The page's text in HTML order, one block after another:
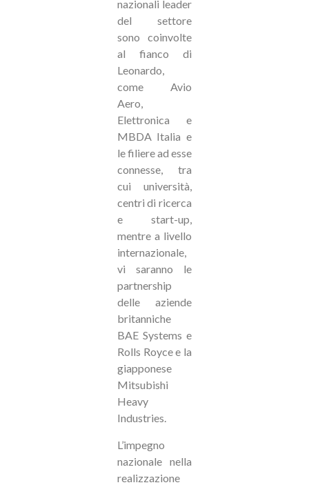
nazionali leader
del settore
sono coinvolte
al fianco di
Leonardo,
come Avio
Aero,
Elettronica e
MBDA Italia e
le filiere ad esse
connesse, tra
cui università,
centri di ricerca
e start-up,
mentre a livello
internazionale,
vi saranno le
partnership
delle aziende
britanniche
BAE Systems e
Rolls Royce e la
giapponese
Mitsubishi
Heavy
Industries.
L’impegno
nazionale nella
realizzazione